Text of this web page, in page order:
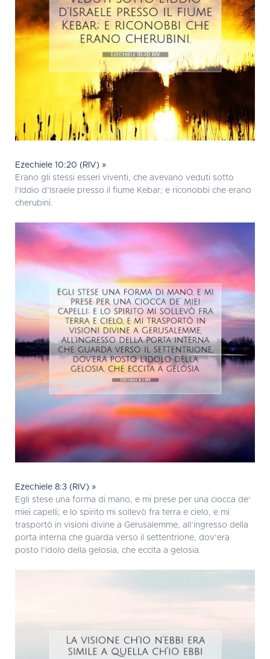
Ezechiele 10:20 (RIV) »
Erano gli stessi esseri viventi, che avevano veduti sotto
l’Iddio d’Israele presso il fiume Kebar; e riconobbi che erano
cherubini.
Ezechiele 8:3 (RIV) »
Egli stese una forma di mano, e mi prese per una ciocca de’
miei capelli; e lo spirito mi sollevò fra terra e cielo, e mi
trasportò in visioni divine a Gerusalemme, all’ingresso della
porta interna che guarda verso il settentrione, dov’era
posto l’idolo della gelosia, che eccita a gelosia.